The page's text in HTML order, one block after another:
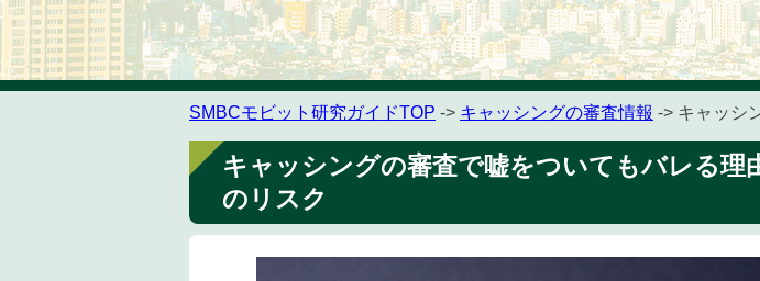
SMBCモビット研究ガイドTOP -> キャッシングの審査情報 -> キャッシ
キャッシングの審査で嘘をついてもバレる理
のリスク